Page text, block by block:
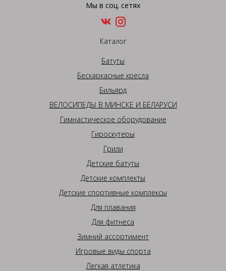
Мы в соц. сетях
Каталог
Батуты
Бескаркасные кресла
Бильярд
ВЕЛОСИПЕДЫ В МИНСКЕ И БЕЛАРУСИ
Гимнастическое оборудование
Гироскутеры
Грили
Детские батуты
Детские комплекты
Детские спортивные комплексы
Для плавания
Для фитнеса
Зимний ассортимент
Игровые виды спорта
Легкая атлетика